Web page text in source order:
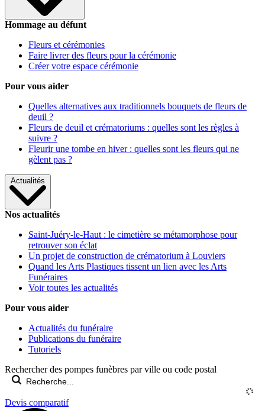
Hommage au défunt
Fleurs et cérémonies
Faire livrer des fleurs pour la cérémonie
Créer votre espace cérémonie
Pour vous aider
Quelles alternatives aux traditionnels bouquets de fleurs de
deuil ?
Fleurs de deuil et crématoriums : quelles sont les règles à
suivre ?
Fleurir une tombe en hiver : quelles sont les fleurs qui ne
gèlent pas ?
Actualités
Nos actualités
Saint-Juéry-le-Haut : le cimetière se métamorphose pour
retrouver son éclat
Un projet de construction de crématorium à Louviers
Quand les Arts Plastiques tissent un lien avec les Arts
Funéraires
Voir toutes les actualités
Pour vous aider
Actualités du funéraire
Publications du funéraire
Tutoriels
Rechercher des pompes funèbres par ville ou code postal
Devis comparatif